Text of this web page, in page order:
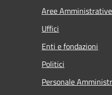
Aree Amministrative
Uffici
Enti e fondazioni
Politici
Personale